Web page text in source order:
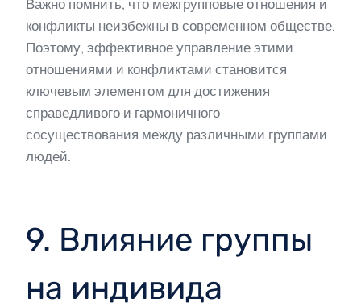
Важно помнить, что межгрупповые отношения и
конфликты неизбежны в современном обществе.
Поэтому, эффективное управление этими
отношениями и конфликтами становится
ключевым элементом для достижения
справедливого и гармоничного
сосуществования между различными группами
людей.
9. Влияние группы
на индивида